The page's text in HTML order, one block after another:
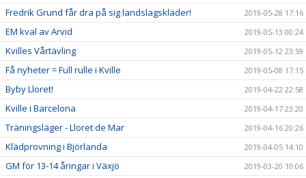
Fredrik Grund får dra på sig landslagskläder! 2019-05-28 17:16
EM kval av Arvid 2019-05-13 00:24
Kvilles Vårtävling 2019-05-12 23:59
Få nyheter = Full rulle i Kville 2019-05-08 17:15
Byby Lloret! 2019-04-22 22:58
Kville i Barcelona 2019-04-17 23:20
Träningsläger - Lloret de Mar 2019-04-16 20:26
Klädprovning i Björlanda 2019-04-05 14:10
GM för 13-14 åringar i Växjö 2019-03-20 10:06